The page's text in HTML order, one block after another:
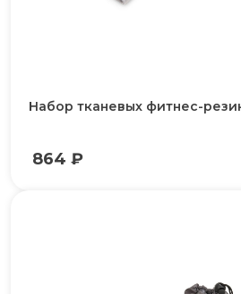
Набор тканевых фитнес-
864 ₽